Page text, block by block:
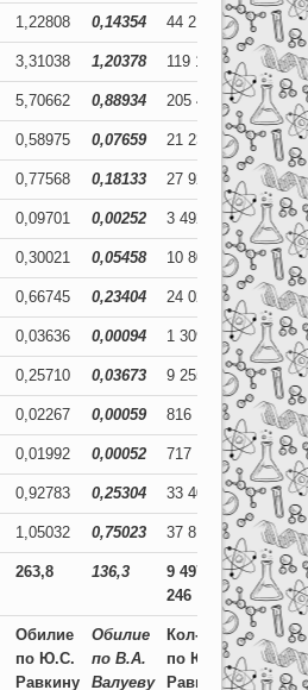
1,22808 0,14354 44 211 5 167
3,31038 1,20378 119 174 43 336
5,70662 0,88934 205 438 32 016
0,58975 0,07659 21 231 2 757
0,77568 0,18133 27 924 6 528
0,09701 0,00252 3 492 91
0,30021 0,05458 10 808 1 965
0,66745 0,23404 24 028 8 425
0,03636 0,00094 1 309 34
0,25710 0,03673 9 255 1 322
0,02267 0,00059 816 21
0,01992 0,00052 717 19
0,92783 0,25304 33 402 9 110
1,05032 0,75023 37 812 27 008
263,8 136,3
9 497
246
4 906
781
Обилие
по Ю.С.
Равкину
Обилие
по В.А.
Валуеву
Кол-во
по Ю.С.
Равкину
Кол-во
по В.А.
Валуеву